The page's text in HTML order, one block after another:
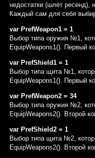
недостатки (шлёт ресенд),
Каждый сам для себя
var PrefWeapon1 = 1
Выбор типа оружия №1,
EquipWeapons1(). Первый
var PrefShield1 = 1
Выбор типа щита №1,
EquipWeapons1(). Первый
var PrefWeapon2 = 34
Выбор типа оружия №2,
EquipWeapons2(). Второй
var PrefShield2 = 1
Выбор типа щита №2,
EquipWeapons2(). Второй